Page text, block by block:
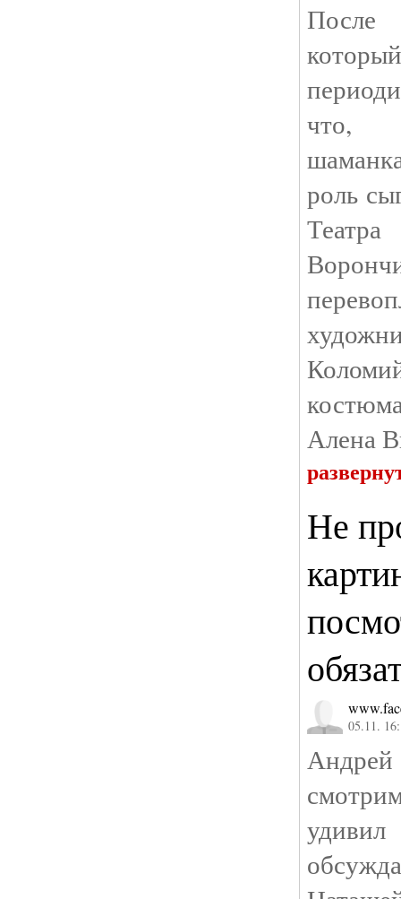
что,
роль
Алена
Не
05.11.
Андрей